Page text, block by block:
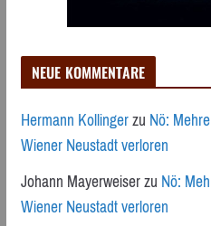
NEUE KOMMENTARE
Hermann KollingerzuNö:
Wiener Neustadt verloren
Johann MayerweiserzuNö:
Wiener Neustadt verloren